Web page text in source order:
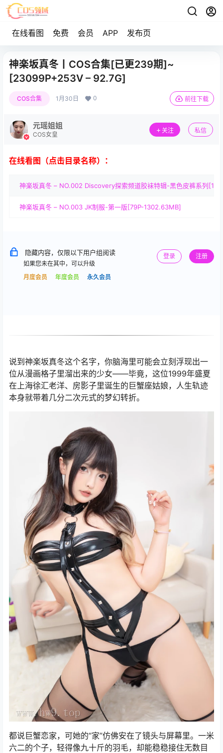
在线看图 免费 会员 APP 发布页
神楽坂真冬丨COS合集[已更239期]~
[23099P+253V – 92.7G]
COS合集 1月30日 0 前往下载
元瑶姐姐
COS女皇
关注 私信
在线看图（点击目录名称）：
神楽坂真冬 – NO.002 Discovery探索频道胶袜特辑-黑色皮裤系列
神楽坂真冬 – NO.003 JK制服-第一版[79P-1302.63MB]
隐藏内容，仅限以下用户组阅读
如果您未在其中，可以升级
月度会员
年度会员 永久会员
登录 注册
说到神楽坂真冬这个名字，你脑海里可能会立刻浮现出一
位从漫画格子里溜出来的少女——毕竟，这位1999年盛夏
在上海徐汇老洋、房影子里诞生的巨蟹座姑娘，人生轨迹
本身就带着几分二次元式的梦幻转折。
都说巨蟹恋家，可她的“家”仿佛安在了镜头与屏幕里。一米
六二的个子，轻得像九十斤的羽毛，却能稳稳接住无数目